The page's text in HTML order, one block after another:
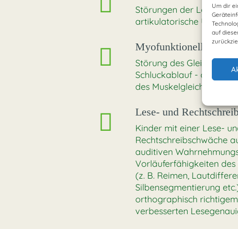
Um dir
auf
Störungen der Laut-
artikulatorische
Myofunktionelle
Störung des
Schluckablauf - oft in
des
Lese- und
Kinder mit einer Lese-
Rechtschreibschwäche
auditiven
Vorläuferfähigkeiten
(z. B. Reimen,
Silbensegmentierung
orthographisch
verbesserten